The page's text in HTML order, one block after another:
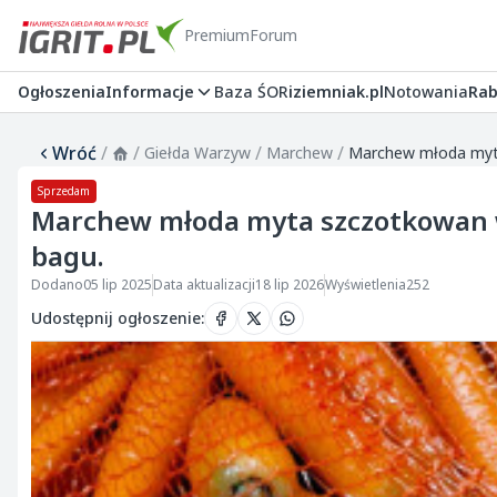
PremiumForum
OgłoszeniaInformacje Baza ŚORiziemniak.plNotowania
Wróć/ / Giełda Warzyw / Marchew / Marchew młoda
Sprzedam
Marchew młoda myta
bagu.
Dodano05 lip 2025Data aktualizacji18 lip 2026Wyświetlenia252
Udostępnij ogłoszenie: